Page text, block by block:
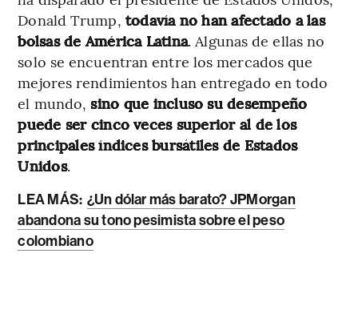
Donald Trump, todavía no han afectado a las
bolsas de América Latina. Algunas de ellas no
solo se encuentran entre los mercados que
mejores rendimientos han entregado en todo
el mundo,sino que incluso su desempeño
puede ser cinco veces superior al de los
principales índices bursátiles de Estados
Unidos.
LEA MÁS: ¿Un dólar más barato? JPMorgan
abandona su tono pesimista sobre el peso
colombiano